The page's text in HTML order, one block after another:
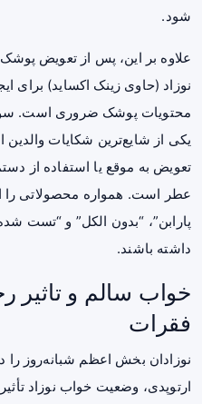
شود.
علاوه بر این، پس از تعویض
نوزاد (حاوی زینک اکساید) برای
یکی از شایع‌ترین شکایات
تعویض به موقع یا استفاده از
عطر است. همواره محصولاتی را
پارابن”، “بدون الکل” و
داشته باشند.
خواب سالم و تاثیر
فقرات
نوزادان بخش اعظم شبانه‌روز
ارتوپدی، وضعیت خواب نوزاد